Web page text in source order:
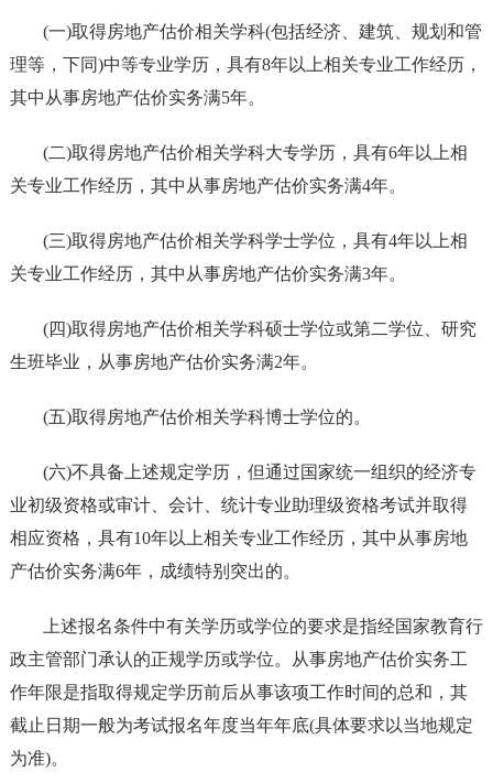
(一)取得房地产估价相关学科(包括经济、建筑、规划和管
理等，下同)中等专业学历，具有8年以上相关专业工作经历，
其中从事房地产估价实务满5年。
(二)取得房地产估价相关学科大专学历，具有6年以上相
关专业工作经历，其中从事房地产估价实务满4年。
(三)取得房地产估价相关学科学士学位，具有4年以上相
关专业工作经历，其中从事房地产估价实务满3年。
(四)取得房地产估价相关学科硕士学位或第二学位、研究
生班毕业，从事房地产估价实务满2年。
(五)取得房地产估价相关学科博士学位的。
(六)不具备上述规定学历，但通过国家统一组织的经济专
业初级资格或审计、会计、统计专业助理级资格考试并取得
相应资格，具有10年以上相关专业工作经历，其中从事房地
产估价实务满6年，成绩特别突出的。
上述报名条件中有关学历或学位的要求是指经国家教育行
政主管部门承认的正规学历或学位。从事房地产估价实务工
作年限是指取得规定学历前后从事该项工作时间的总和，其
截止日期一般为考试报名年度当年年底(具体要求以当地规定
为准)。